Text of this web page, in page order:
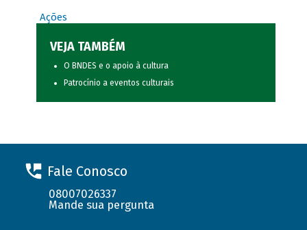
Ações
VEJA TAMBÉM
O BNDES e o apoio à cultura
Patrocínio a eventos culturais
Fale Conosco
08007026337
Mande sua pergunta